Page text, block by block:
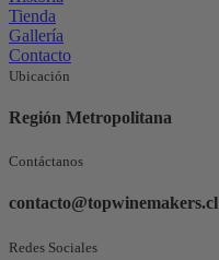
Tienda
Gallería
Contacto
Ubicación
Región Metropolitana
Contáctanos
contacto@topwinemakers.cl
Redes Sociales